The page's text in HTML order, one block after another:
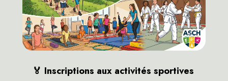
🏅 Inscriptions aux activités sportives